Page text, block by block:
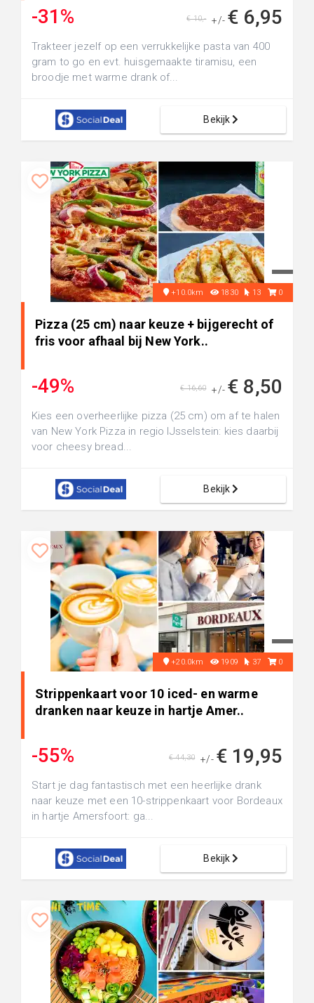
-31% +/- € 6,95
€ 10,-
Trakteer jezelf op een verrukkelijke pasta van 400
gram to go en evt. huisgemaakte tiramisu, een
broodje met warme drank of...
Bekijk
+10.0km 1830 13 0
Pizza (25 cm) naar keuze + bijgerecht of
fris voor afhaal bij New York..
-49% +/- € 8,50
€ 16,60
Kies een overheerlijke pizza (25 cm) om af te halen
van New York Pizza in regio IJsselstein: kies daarbij
voor cheesy bread...
Bekijk
+20.0km 1909 37 0
Strippenkaart voor 10 iced- en warme
dranken naar keuze in hartje Amer..
-55% +/- € 19,95
€ 44,30
Start je dag fantastisch met een heerlijke drank
naar keuze met een 10-strippenkaart voor Bordeaux
in hartje Amersfoort: ga...
Bekijk